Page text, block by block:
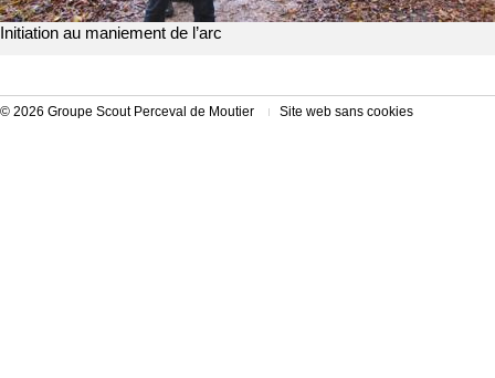
Initiation au maniement de l’arc
© 2026 Groupe Scout Perceval de Moutier Site web sans cookies